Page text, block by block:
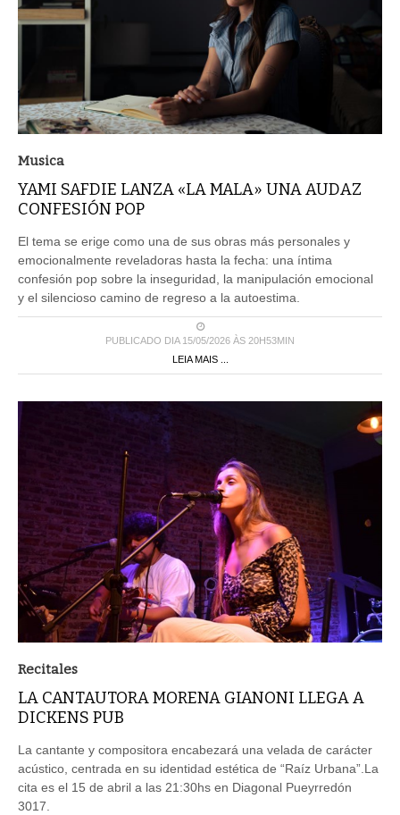
Musica
YAMI SAFDIE LANZA «LA MALA» UNA AUDAZ
CONFESIÓN POP
El tema se erige como una de sus obras más personales y
emocionalmente reveladoras hasta la fecha: una íntima
confesión pop sobre la inseguridad, la manipulación emocional
y el silencioso camino de regreso a la autoestima.
PUBLICADO DIA 15/05/2026 ÀS 20H53MIN
LEIA MAIS ...
Recitales
LA CANTAUTORA MORENA GIANONI LLEGA A
DICKENS PUB
La cantante y compositora encabezará una velada de carácter
acústico, centrada en su identidad estética de “Raíz Urbana”.La
cita es el 15 de abril a las 21:30hs en Diagonal Pueyrredón
3017.